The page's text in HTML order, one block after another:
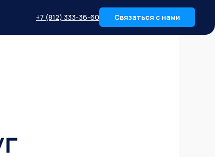
+7 (812) 333-36-60 Связаться с нами